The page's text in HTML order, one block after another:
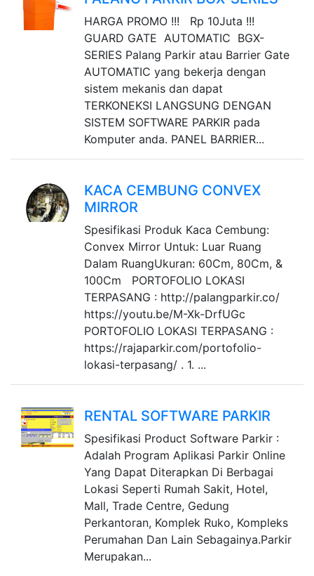
HARGA PROMO !!! Rp 10Juta !!!
GUARD GATE AUTOMATIC BGX-
SERIES Palang Parkir atau Barrier Gate
AUTOMATIC yang bekerja dengan
sistem mekanis dan dapat
TERKONEKSI LANGSUNG DENGAN
SISTEM SOFTWARE PARKIR pada
Komputer anda. PANEL BARRIER...
KACA CEMBUNG CONVEX
MIRROR
Spesifikasi Produk Kaca Cembung:
Convex Mirror Untuk: Luar Ruang
Dalam RuangUkuran: 60Cm, 80Cm, &
100Cm PORTOFOLIO LOKASI
TERPASANG : http://palangparkir.co/
https://youtu.be/M-Xk-DrfUGc
PORTOFOLIO LOKASI TERPASANG :
https://rajaparkir.com/portofolio-
lokasi-terpasang/ . 1. ...
RENTAL SOFTWARE PARKIR
Spesifikasi Product Software Parkir :
Adalah Program Aplikasi Parkir Online
Yang Dapat Diterapkan Di Berbagai
Lokasi Seperti Rumah Sakit, Hotel,
Mall, Trade Centre, Gedung
Perkantoran, Komplek Ruko, Kompleks
Perumahan Dan Lain Sebagainya.Parkir
Merupakan...